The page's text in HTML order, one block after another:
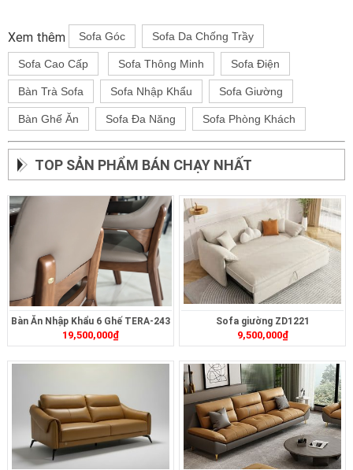
Xem thêm Sofa Góc Sofa Da Chống Trầy
Sofa Cao Cấp Sofa Thông Minh Sofa Điện
Bàn Trà Sofa Sofa Nhập Khẩu Sofa Giường
Bàn Ghế Ăn Sofa Đa Năng Sofa Phòng Khách
TOP SẢN PHẨM BÁN CHẠY NHẤT
Bàn Ăn Nhập Khẩu 6 Ghế TERA-243
19,500,000₫
Sofa giường ZD1221
9,500,000₫